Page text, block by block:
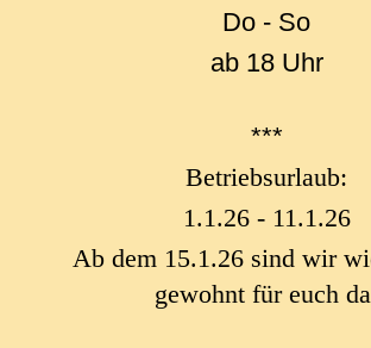
Do - So
ab 18 Uhr
***
Betriebsurlaub:
1.1.26 - 11.1.26
Ab dem 15.1.26 sind wir
gewohnt für euch